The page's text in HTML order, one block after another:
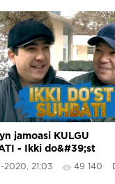
jamoasi KULGU
- Ikki do&#39;st
2020, 21:03 49 140